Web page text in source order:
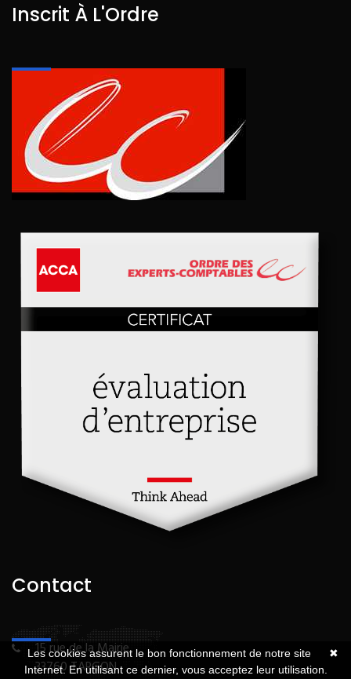
Inscrit À L'Ordre
Contact
15 rue de la Mairie
33760 TARGON
✖
Les cookies assurent le bon fonctionnement de notre site
Internet. En utilisant ce dernier, vous acceptez leur utilisation.